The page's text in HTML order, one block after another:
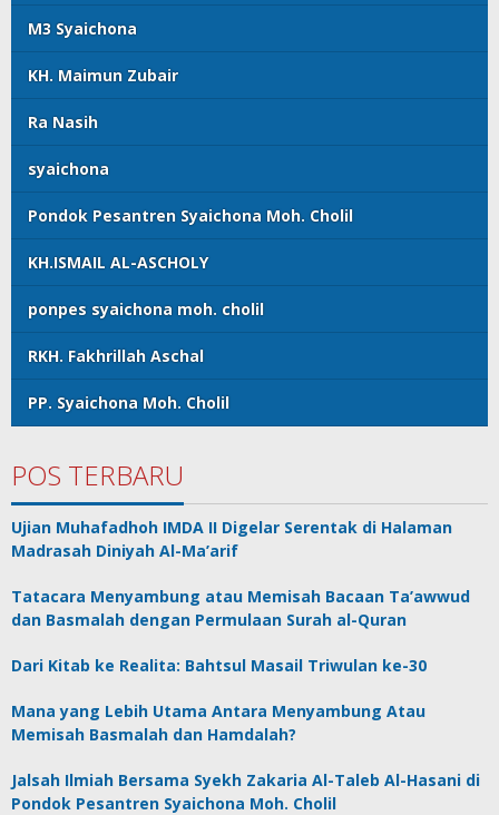
M3 Syaichona
KH. Maimun Zubair
Ra Nasih
syaichona
Pondok Pesantren Syaichona Moh. Cholil
KH.ISMAIL AL-ASCHOLY
ponpes syaichona moh. cholil
RKH. Fakhrillah Aschal
PP. Syaichona Moh. Cholil
POS TERBARU
Ujian Muhafadhoh IMDA II Digelar Serentak di Halaman
Madrasah Diniyah Al-Ma’arif
Tatacara Menyambung atau Memisah Bacaan Ta’awwud
dan Basmalah dengan Permulaan Surah al-Quran
Dari Kitab ke Realita: Bahtsul Masail Triwulan ke-30
Mana yang Lebih Utama Antara Menyambung Atau
Memisah Basmalah dan Hamdalah?
Jalsah Ilmiah Bersama Syekh Zakaria Al-Taleb Al-Hasani di
Pondok Pesantren Syaichona Moh. Cholil